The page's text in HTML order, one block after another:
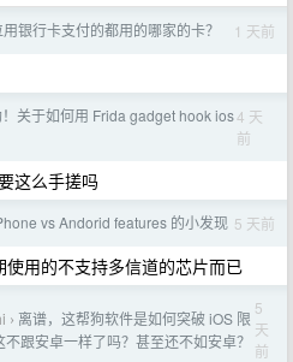
银行卡支付的都用的哪家的卡？ 1 天前
关于如何用 Frida gadget hook ios4 天
前
这么手搓吗
vs Andorid features 的小发现 5 天前
用的不支持多信道的芯片而已
› 离谱，这帮狗软件是如何突破 iOS 限
跟安卓一样了吗？甚至还不如安卓？
5
天
前